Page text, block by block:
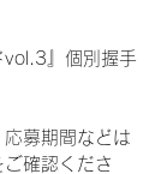
vol.3』個別握手
募期間などは
ご確認くださ